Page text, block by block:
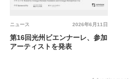
2026年6月11日
ニュース
第16回光州ビエンナーレ、参加
アーティストを発表